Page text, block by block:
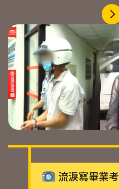
流淚寫畢業考